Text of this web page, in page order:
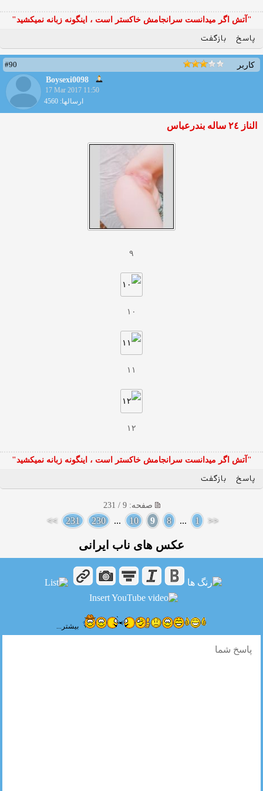
"آتش اگر ميدانست سرانجامش خاكستر است ، اينگونه زبانه نميكشيد"
پاسخ بازگفت
کاربر
#90
Boysexi0098
17 Mar 2017 11:50
ارسالها: 4560
الناز ٢٤ ساله بندرعباس
٩
١٠
١١
١٢
"آتش اگر ميدانست سرانجامش خاكستر است ، اينگونه زبانه نميكشيد"
پاسخ بازگفت
صفحه: 9 / 231
<<
1
...
8
9
10
...
230
231
>>
عکس های ناب ایرانی
بیشتر...